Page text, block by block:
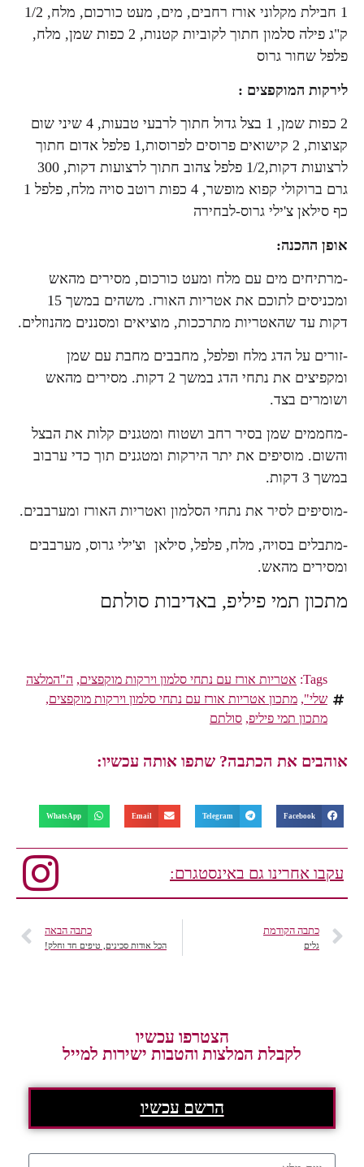
1 חבילת מקלוני אורז רחבים, מים, מעט כורכום, מלח, 1/2
ק"ג פילה סלמון חתוך לקוביות קטנות, 2 כפות שמן, מלח,
פלפל שחור גרוס
לירקות המוקפצים :
2 כפות שמן, 1 בצל גדול חתוך לרבעי טבעות, 4 שיני שום
קצוצות, 2 קישואים פרוסים לפרוסות,1 פלפל אדום חתוך
לרצועות דקות,1/2 פלפל צהוב חתוך לרצועות דקות, 300
גרם ברוקולי קפוא מופשר, 4 כפות רוטב סויה מלח, פלפל 1
כף סילאן צ'ילי גרוס-לבחירה
אופן ההכנה:
-מרתיחים מים עם מלח ומעט כורכום, מסירים מהאש
ומכניסים לתוכם את אטריות האורז. משהים במשך 15
דקות עד שהאטריות מתרככות, מוציאים ומסננים מהנוזלים.
-זורים על הדג מלח ופלפל, מחבבים מחבת עם שמן
ומקפיצים את נתחי הדג במשך 2 דקות. מסירים מהאש
ושומרים בצד.
-מחממים שמן בסיר רחב ושטוח ומטגנים קלות את הבצל
והשום. מוסיפים את יתר הירקות ומטגנים תוך כדי ערבוב
במשך 3 דקות.
-מוסיפים לסיר את נתחי הסלמון ואטריות האורז ומערבבים.
-מתבלים בסויה, מלח, פלפל, סילאן וצ'ילי גרוס, מערבבים
ומסירים מהאש.
מתכון תמי פיליפ, באדיבות סולתם
Tags: אטריות אורז עם נתחי סלמון וירקות מוקפצים, ה"המלצה
שלי", מתכון אטריות אורז עם נתחי סלמון וירקות מוקפצים,
מתכון תמי פיליפ, סולתם
אוהבים את הכתבה? שתפו אותה עכשיו:
Facebook
Telegram
Email
WhatsApp
עקבו אחרינו גם באינסטגרם:
כתבה הקודמת
גלים
כתבה הבאה
הכל אודות סכינים, טיפים חד וחלק!
הצטרפו עכשיו
לקבלת המלצות והטבות ישירות למייל
הרשם עכשיו